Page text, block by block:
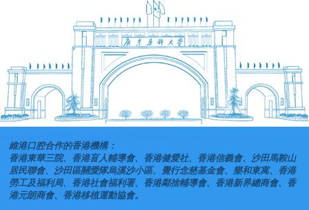
維港口腔合作的香港機構：
香港東華三院、香港盲人輔導會、香港健愛社、香港信義會、沙田馬鞍山
居民聯會、沙田區關愛隊烏溪沙小區、覺行念慈基金會、樂和東寓、香港
勞工及福利局、香港社會福利署、香港鄰捨輔導會、香港新界總商會、香
港元朗商會、香港移植運動協會。